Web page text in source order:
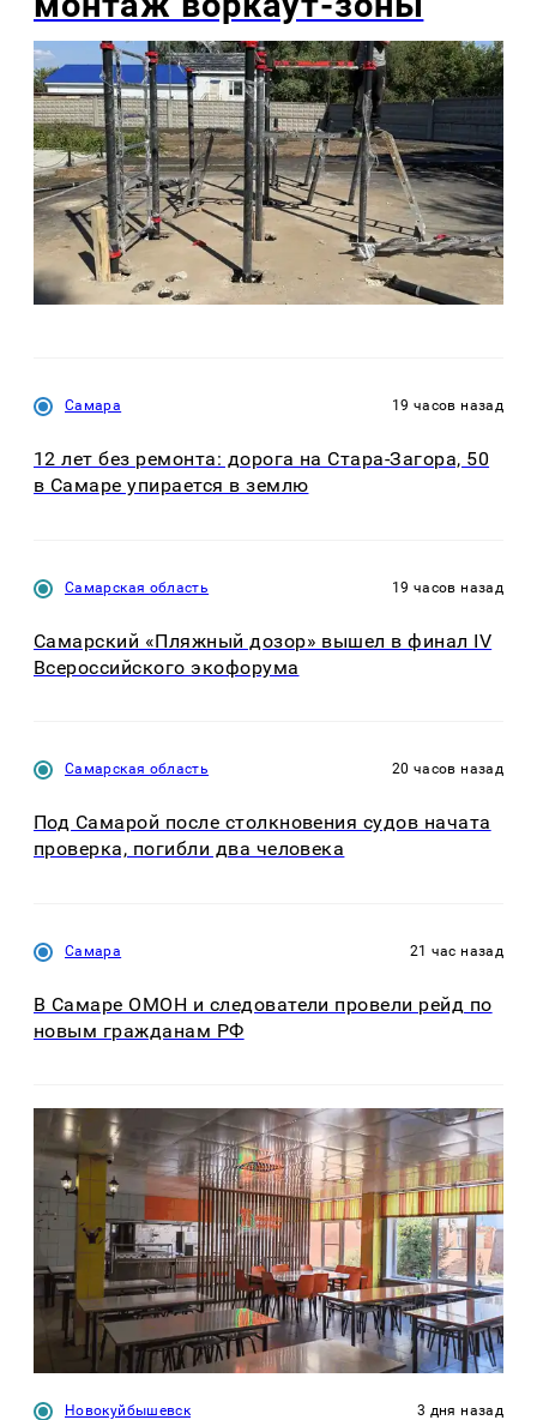
Самара 19 часов назад
12 лет без ремонта: дорога на Стара-Загора, 50
в Самаре упирается в землю
Самарская область 19 часов назад
Самарский «Пляжный дозор» вышел в финал IV
Всероссийского экофорума
Самарская область 20 часов назад
Под Самарой после столкновения судов начата
проверка, погибли два человека
Самара 21 час назад
В Самаре ОМОН и следователи провели рейд по
новым гражданам РФ
Новокуйбышевск 3 дня назад